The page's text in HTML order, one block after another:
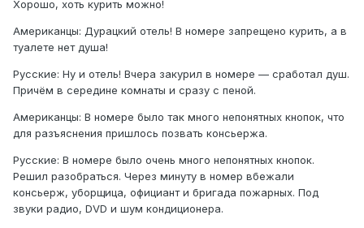
Хорошо, хоть курить можно!
Американцы: Дурацкий отель! В номере запрещено курить, а в
туалете нет душа!
Русские: Ну и отель! Вчера закурил в номере — сработал душ.
Причём в середине комнаты и сразу с пеной.
Американцы: В номере было так много непонятных кнопок, что
для разъяснения пришлось позвать консьержа.
Русские: В номере было очень много непонятных кнопок.
Решил разобраться. Через минуту в номер вбежали
консьерж, уборщица, официант и бригада пожарных. Под
звуки радио, DVD и шум кондиционера.